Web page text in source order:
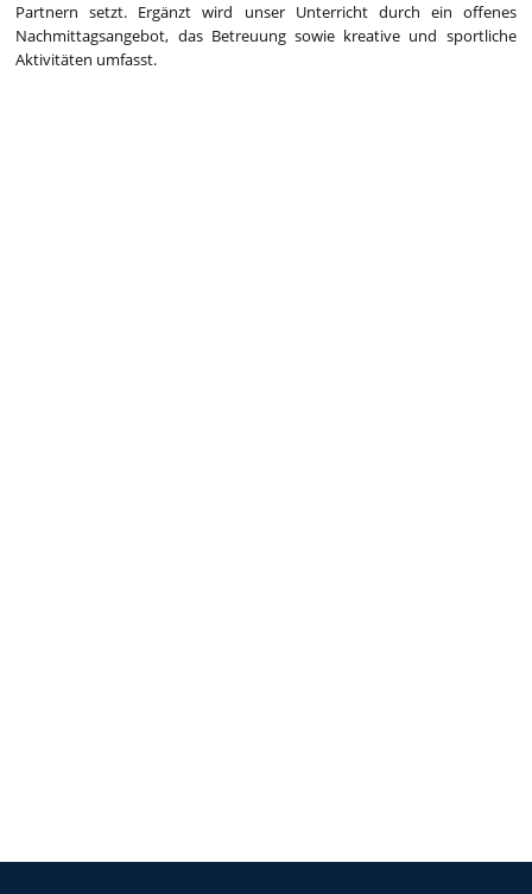
Partnern setzt. Ergänzt wird unser Unterricht durch ein offenes
Nachmittagsangebot, das Betreuung sowie kreative und sportliche
Aktivitäten umfasst.